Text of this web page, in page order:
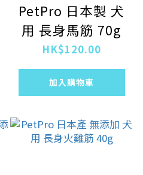
PetPro 日本製 犬
用 長身馬筋 70g
HK$120.00
加入購物車